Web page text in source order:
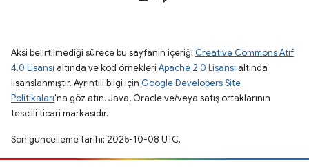
Aksi belirtilmediği sürece bu sayfanın içeriği Creative Commons Atıf
4.0 Lisansı altında ve kod örnekleri Apache 2.0 Lisansı altında
lisanslanmıştır. Ayrıntılı bilgi için Google Developers Site
Politikaları'na göz atın. Java, Oracle ve/veya satış ortaklarının
tescilli ticari markasıdır.
Son güncelleme tarihi: 2025-10-08 UTC.